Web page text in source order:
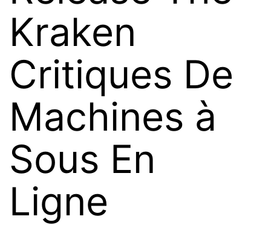
Kraken
Critiques De
Machines à
Sous En
Ligne